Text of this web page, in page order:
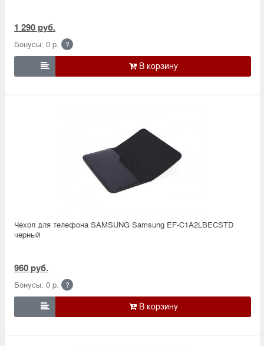
1 290 руб.
Бонусы: 0 р. ?

Чехол для телефона SAMSUNG Samsung EF-C1A2LBECSTD
черный
960 руб.
Бонусы: 0 р. ?
